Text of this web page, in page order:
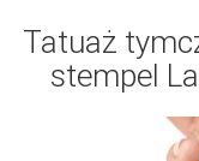
Tatuaż
stempel